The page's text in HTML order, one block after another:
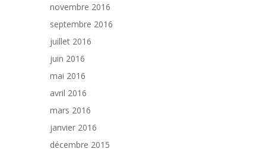
novembre 2016
septembre 2016
juillet 2016
juin 2016
mai 2016
avril 2016
mars 2016
janvier 2016
décembre 2015